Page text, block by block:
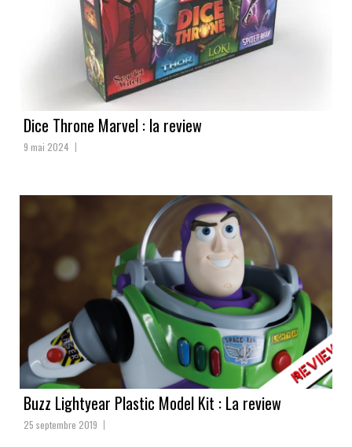
Dice Throne Marvel : la review
9 mai 2024
Buzz Lightyear Plastic Model Kit : La review
25 septembre 2019